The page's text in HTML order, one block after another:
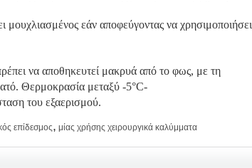
μουχλιασμένος εάν αποφεύγοντας να χρησιμοποιήσει
να αποθηκευτεί μακρυά από το φως, με τη
Θερμοκρασία μεταξύ -5°C-
του εξαερισμού.
επίδεσμος, μίας χρήσης χειρουργικά καλύμματα